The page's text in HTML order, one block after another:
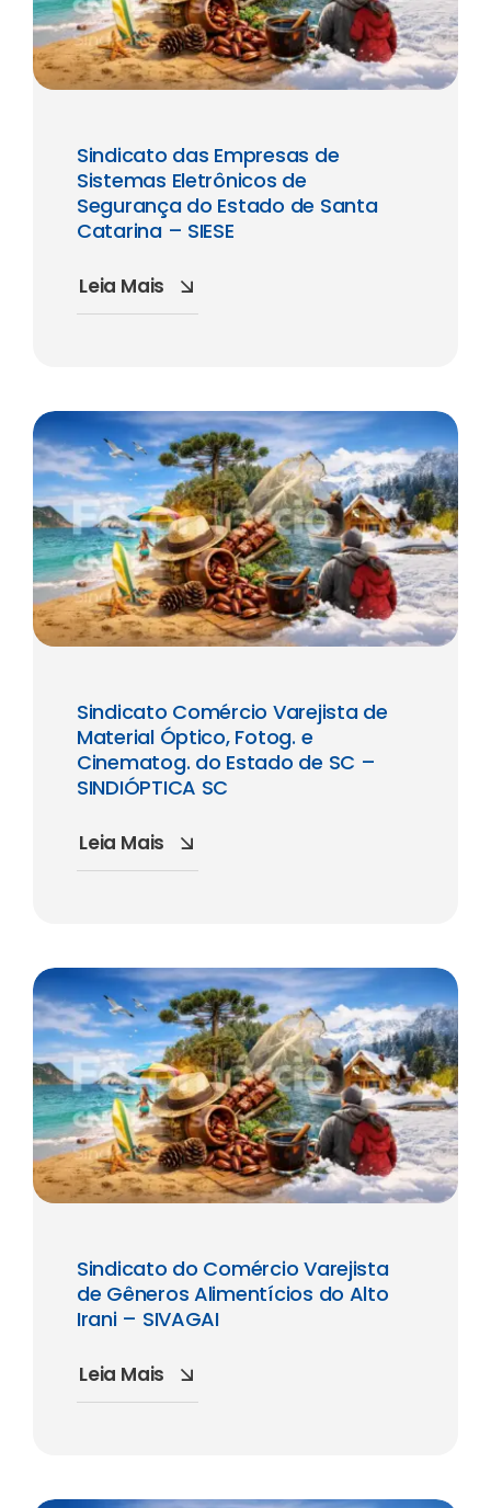
Sindicato das Empresas de
Sistemas Eletrônicos de
Segurança do Estado de Santa
Catarina – SIESE
Leia Mais
Sindicato Comércio Varejista de
Material Óptico, Fotog. e
Cinematog. do Estado de SC –
SINDIÓPTICA SC
Leia Mais
Sindicato do Comércio Varejista
de Gêneros Alimentícios do Alto
Irani – SIVAGAI
Leia Mais